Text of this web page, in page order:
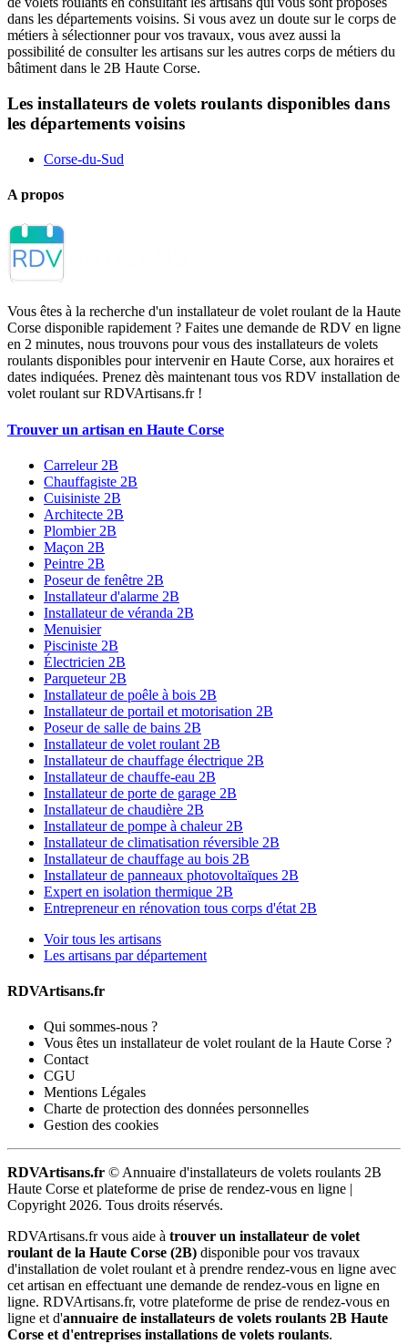
dans les départements voisins. Si vous avez un doute sur le corps de
métiers à sélectionner pour vos travaux, vous avez aussi la
possibilité de consulter les artisans sur les autres corps de métiers du
bâtiment dans le 2B Haute Corse.
Les installateurs de volets roulants disponibles dans
les départements voisins
Corse-du-Sud
A propos
Vous êtes à la recherche d'un installateur de volet roulant de la Haute
Corse disponible rapidement ? Faites une demande de RDV en ligne
en 2 minutes, nous trouvons pour vous des installateurs de volets
roulants disponibles pour intervenir en Haute Corse, aux horaires et
dates indiquées. Prenez dès maintenant tous vos RDV installation de
volet roulant sur RDVArtisans.fr !
Trouver un artisan en Haute Corse
Carreleur 2B
Chauffagiste 2B
Cuisiniste 2B
Architecte 2B
Plombier 2B
Maçon 2B
Peintre 2B
Poseur de fenêtre 2B
Installateur d'alarme 2B
Installateur de véranda 2B
Menuisier
Pisciniste 2B
Électricien 2B
Parqueteur 2B
Installateur de poêle à bois 2B
Installateur de portail et motorisation 2B
Poseur de salle de bains 2B
Installateur de volet roulant 2B
Installateur de chauffage électrique 2B
Installateur de chauffe-eau 2B
Installateur de porte de garage 2B
Installateur de chaudière 2B
Installateur de pompe à chaleur 2B
Installateur de climatisation réversible 2B
Installateur de chauffage au bois 2B
Installateur de panneaux photovoltaïques 2B
Expert en isolation thermique 2B
Entrepreneur en rénovation tous corps d'état 2B
Voir tous les artisans
Les artisans par département
RDVArtisans.fr
Qui sommes-nous ?
Vous êtes un installateur de volet roulant de la Haute Corse ?
Contact
CGU
Mentions Légales
Charte de protection des données personnelles
Gestion des cookies
RDVArtisans.fr © Annuaire d'installateurs de volets roulants 2B
Haute Corse et plateforme de prise de rendez-vous en ligne |
Copyright 2026. Tous droits réservés.
RDVArtisans.fr vous aide à trouver un installateur de volet
roulant de la Haute Corse (2B) disponible pour vos travaux
d'installation de volet roulant et à prendre rendez-vous en ligne avec
cet artisan en effectuant une demande de rendez-vous en ligne en
ligne. RDVArtisans.fr, votre plateforme de prise de rendez-vous en
ligne et d'annuaire de installateurs de volets roulants 2B Haute
Corse et d'entreprises installations de volets roulants.